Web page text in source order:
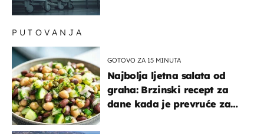
PUTOVANJA
GOTOVO ZA 15 MINUTA
Najbolja ljetna salata od
graha: Brzinski recept za
dane kada je prevruće za